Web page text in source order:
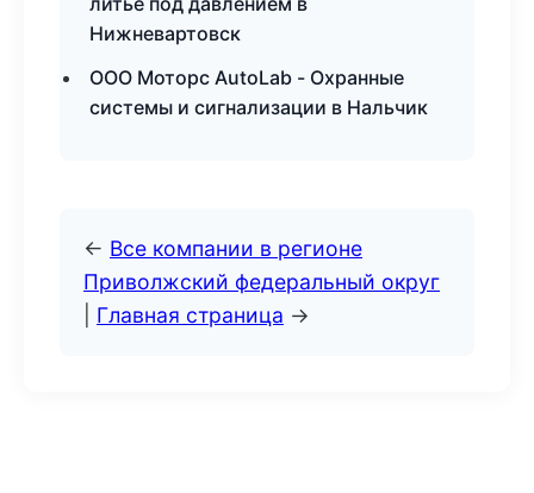
Нижневартовск
ООО Моторс AutoLab - Охранные
системы и сигнализации в Нальчик
← Все компании в регионе
Приволжский федеральный округ
Главная страница →